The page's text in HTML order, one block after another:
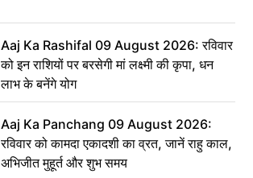
Aaj Ka Rashifal 09 August 2026: रविवार
को इन राशियों पर बरसेगी मां लक्ष्मी की कृपा, धन
लाभ के बनेंगे योग
Aaj Ka Panchang 09 August 2026:
रविवार को कामदा एकादशी का व्रत, जानें राहु काल,
अभिजीत मुहूर्त और शुभ समय